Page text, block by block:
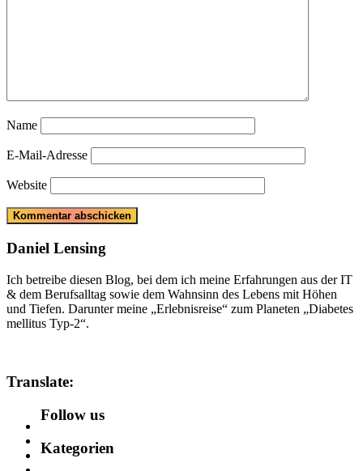
Name
E-Mail-Adresse
Website
Daniel Lensing
Ich betreibe diesen Blog, bei dem ich meine Erfahrungen aus der IT
& dem Berufsalltag sowie dem Wahnsinn des Lebens mit Höhen
und Tiefen. Darunter meine „Erlebnisreise“ zum Planeten „Diabetes
mellitus Typ-2“.
Translate:
Follow us
Kategorien